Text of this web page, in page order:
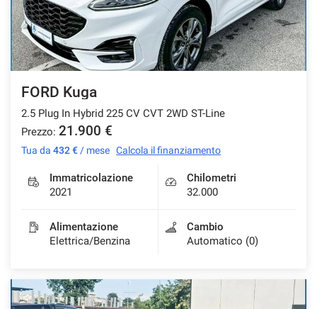
FORD Kuga
2.5 Plug In Hybrid 225 CV CVT 2WD ST-Line
Prezzo: 21.900 €
Tua da 432 € / mese Calcola il finanziamento
Immatricolazione
2021
Chilometri
32.000
Alimentazione
Elettrica/Benzina
Cambio
Automatico (0)